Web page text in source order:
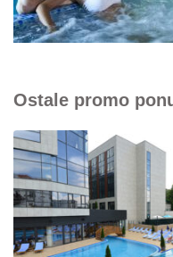
Ostale promo